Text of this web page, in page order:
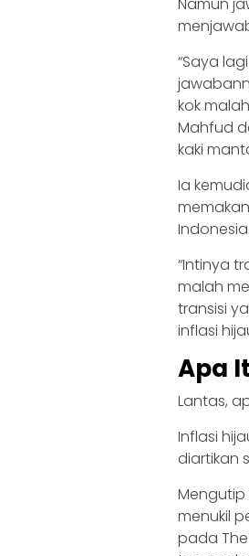
“Saya
kok
Mahfud
kaki
Ia
Indonesia.
“Intinya
malah
transisi
inflasi
Apa
Lantas,
Inflasi
diartikan
Mengutip
menukil
pada